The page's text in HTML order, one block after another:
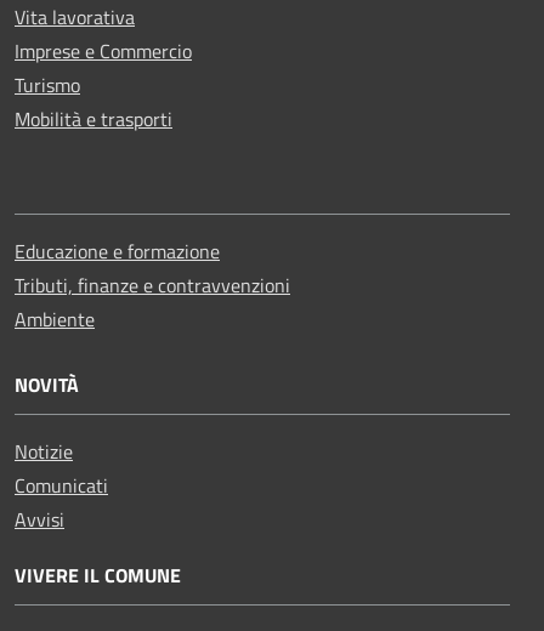
Vita lavorativa
Imprese e Commercio
Turismo
Mobilità e trasporti
Educazione e formazione
Tributi, finanze e contravvenzioni
Ambiente
NOVITÀ
Notizie
Comunicati
Avvisi
VIVERE IL COMUNE